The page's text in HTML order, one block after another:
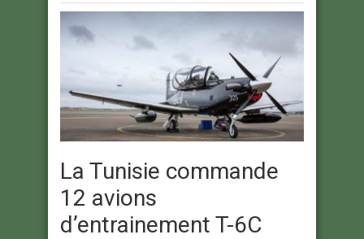
La Tunisie commande
12 avions
d’entrainement T-6C